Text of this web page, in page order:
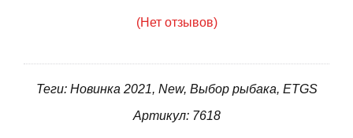
(Нет отзывов)
Теги: Новинка 2021, New, Выбор рыбака, ETGS
Артикул: 7618